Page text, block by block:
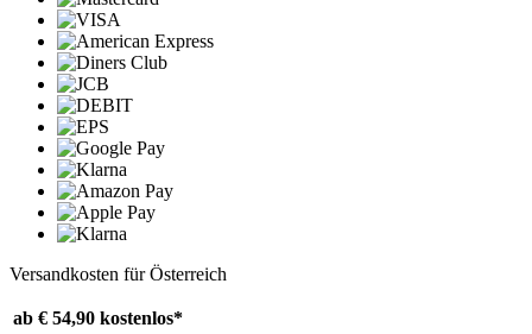
Versandkosten für Österreich
ab € 54,90 kostenlos*